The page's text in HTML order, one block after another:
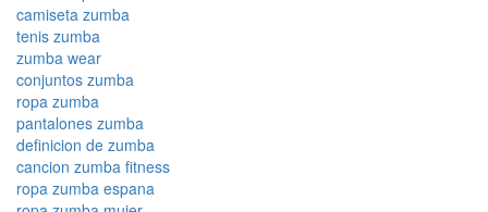
camiseta zumba
tenis zumba
zumba wear
conjuntos zumba
ropa zumba
pantalones zumba
definicion de zumba
cancion zumba fitness
ropa zumba espana